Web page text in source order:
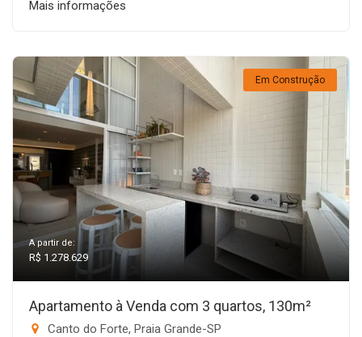
Mais informações
Em Construção
A partir de:
R$ 1.278.629
Apartamento à Venda com 3 quartos, 130m²
Canto do Forte, Praia Grande-SP